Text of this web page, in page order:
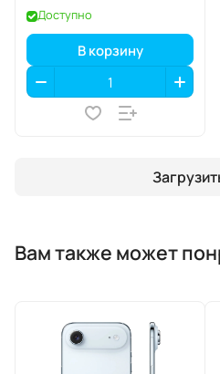
Доступно
В корзину
Вам также может